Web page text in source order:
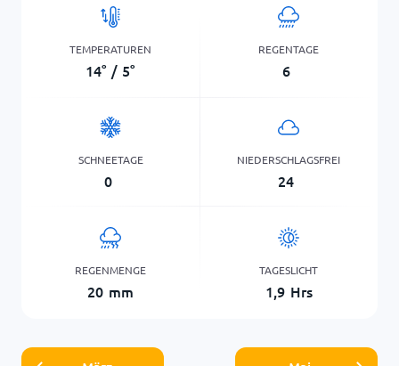
TEMPERATUREN
14° / 5°
REGENTAGE
6
SCHNEETAGE
0
NIEDERSCHLAGSFREI
24
REGENMENGE
20 mm
TAGESLICHT
1,9 Hrs